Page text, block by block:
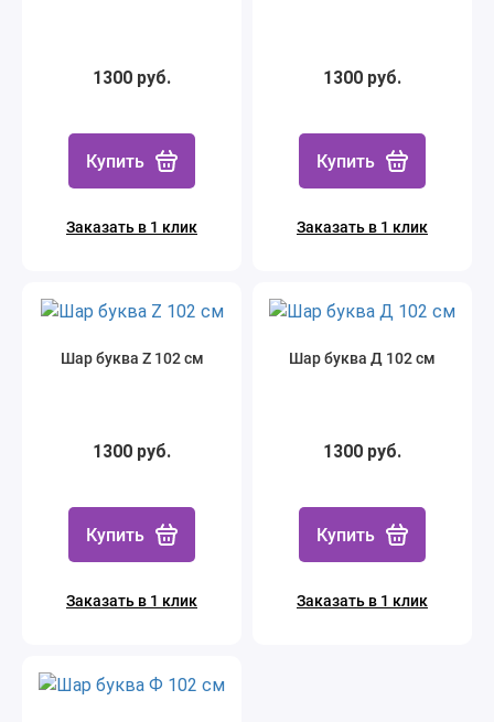
1300 руб.
Купить
Заказать в 1 клик
1300 руб.
Купить
Заказать в 1 клик
Шар буква Z 102 см
1300 руб.
Купить
Заказать в 1 клик
Шар буква Д 102 см
1300 руб.
Купить
Заказать в 1 клик